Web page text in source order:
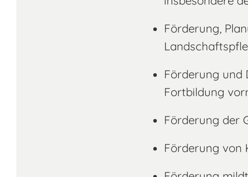
Förderung,
Förderung und
Fortbildung
Förderung der
Förderung von